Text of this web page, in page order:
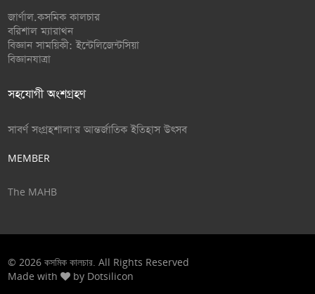
জার্ণাল.কসমিক কালচার
বরিশাল ম্যারাথন
বিজ্ঞান সাময়িকী: ইন্টেলিজেন্টসিয়া
বিজ্ঞানযাত্রা
সহযোগী অংশগ্রহণ
সাবর্ণ সংগ্রহশালা'র আন্তর্জাতিক ইতিহাস উৎসব
MEMBER
The MAHB
© 2026কসমিক কালচার. All Rights Reserved
Made with
by Dotsilicon